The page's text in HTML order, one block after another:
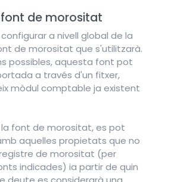
de morositat
a nivell global de la
de morositat que s'utilitzarà.
possibles, aquesta font pot
a través d'un fitxer,
mòdul comptable ja existent
la font de morositat, es pot
aquelles propietats que no
de morositat (per
indicades) ia partir de quin